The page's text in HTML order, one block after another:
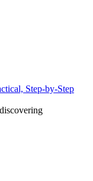
Step-by-Step